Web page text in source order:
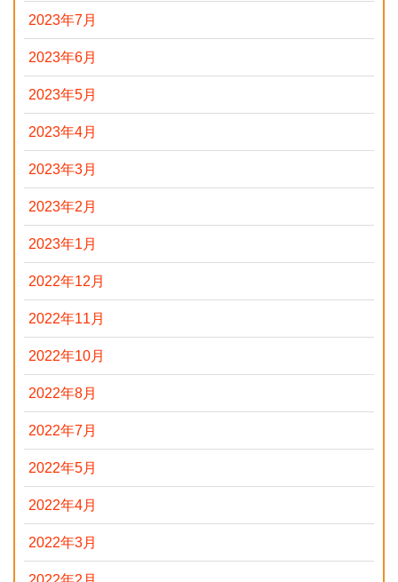
2023年7月
2023年6月
2023年5月
2023年4月
2023年3月
2023年2月
2023年1月
2022年12月
2022年11月
2022年10月
2022年8月
2022年7月
2022年5月
2022年4月
2022年3月